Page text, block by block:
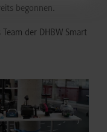
begonnen.
der DHBW Smart
version for: